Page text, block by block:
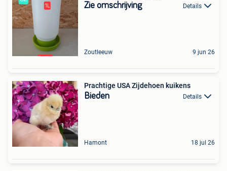
Zie omschrijving Details
Zoutleeuw 9 jun 26
Prachtige USA Zijdehoen kuikens
Bieden Details
Hamont 18 jul 26